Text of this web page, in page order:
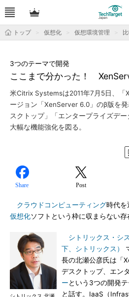
トップ 仮想化 仮想環境管理
ここまで分かった！
3つのテーマで開発
米Citrix Systemsは2011年7月5日、
ージョン「XenServer 6.0」のβ版を
スクトップ」「エンタープライズデー
大幅な機能強化を図る。
Share Post
クラウドコンピューティング時代を
仮想化ソフトという枠に収まらない存
シトリックス・シ
下、シトリックス）
長の北瀬公彦氏は「
デスクトップ、エン
ーという3つの開発
と話す。IaaS（